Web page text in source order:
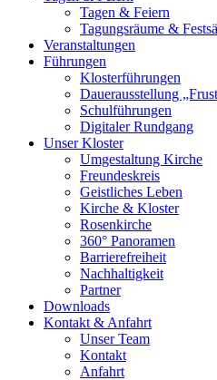
Tagen & Feiern
Tagungsräume &
Veranstaltungen
Führungen
Klosterführungen
Dauerausstellung
Schulführungen
Digitaler Rundgang
Unser Kloster
Umgestaltung Kirche
Freundeskreis
Geistliches Leben
Kirche & Kloster
Rosenkirche
360° Panoramen
Barrierefreiheit
Nachhaltigkeit
Partner
Downloads
Kontakt & Anfahrt
Unser Team
Kontakt
Anfahrt